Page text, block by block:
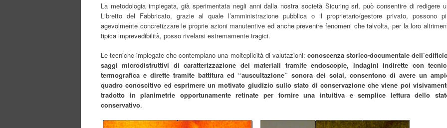
La metodologia impiegata, già sperimentata negli anni dalla nostra società Sicuring srl, può consentire di redigere
Libretto del Fabbricato, grazie al quale l’amministrazione pubblica o il proprietario/gestore privato, possono
agevolmente concretizzare le proprie azioni manutentive ed anche prevenire fenomeni che talvolta, per la loro
tipica imprevedibilità, posso rivelarsi estremamente tragici.
Le tecniche impiegate che contemplano una molteplicità di valutazioni: conoscenza storico-documentale
saggi microdistruttivi di caratterizzazione dei materiali tramite endoscopie, indagini indirette con
termografica e dirette tramite battitura ed “auscultazione” sonora dei solai, consentono di avere un
quadro conoscitivo ed esprimere un motivato giudizio sullo stato di conservazione che viene poi
tradotto in planimetrie opportunamente retinate per fornire una intuitiva e semplice lettura dello
conservativo.